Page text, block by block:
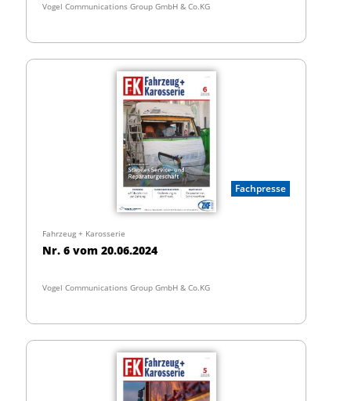
Vogel Communications Group GmbH & Co.KG
Fachpresse
Fahrzeug + Karosserie
Nr. 6 vom 20.06.2024
Vogel Communications Group GmbH & Co.KG